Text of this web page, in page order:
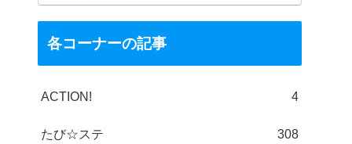
各コーナーの記事
ACTION! 4
たび☆ステ 308